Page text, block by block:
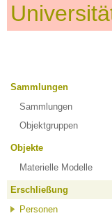
Sammlungen
Sammlungen
Objektgruppen
Objekte
Materielle Modelle
Erschließung
Personen